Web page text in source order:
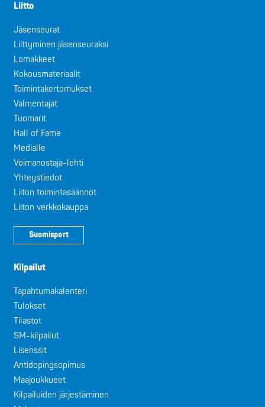
Liitto
Jäsenseurat
Liittyminen jäsenseuraksi
Lomakkeet
Kokousmateriaalit
Toimintakertomukset
Valmentajat
Tuomarit
Hall of Fame
Medialle
Voimanostaja-lehti
Yhteystiedot
Liiton toimintasäännöt
Liiton verkkokauppa
Suomisport
Kilpailut
Tapahtumakalenteri
Tulokset
Tilastot
SM-kilpailut
Lisenssit
Antidopingsopimus
Maajoukkueet
Kilpailuiden järjestäminen